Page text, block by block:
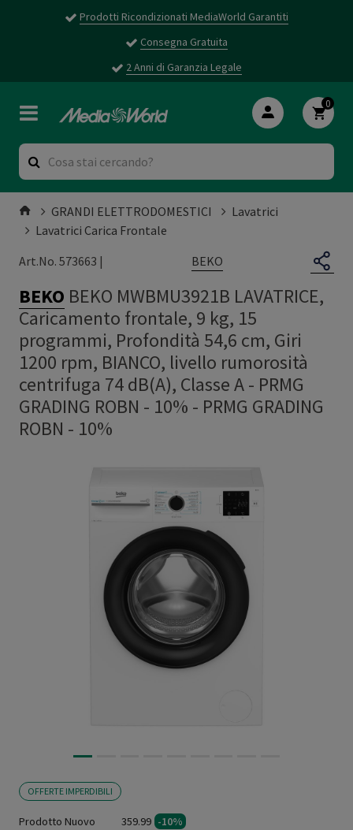
Prodotti Ricondizionati MediaWorld Garantiti
Consegna Gratuita
2 Anni di Garanzia Legale
0
GRANDI ELETTRODOMESTICI
Lavatrici
Lavatrici Carica Frontale
Art.No. 573663 |
BEKO
BEKO BEKO MWBMU3921B LAVATRICE,
Caricamento frontale, 9 kg, 15
programmi, Profondità 54,6 cm, Giri
1200 rpm, BIANCO, livello rumorosità
centrifuga 74 dB(A), Classe A - PRMG
GRADING ROBN - 10% - PRMG GRADING
ROBN - 10%
OFFERTE IMPERDIBILI
Prodotto Nuovo 359.99 -10%